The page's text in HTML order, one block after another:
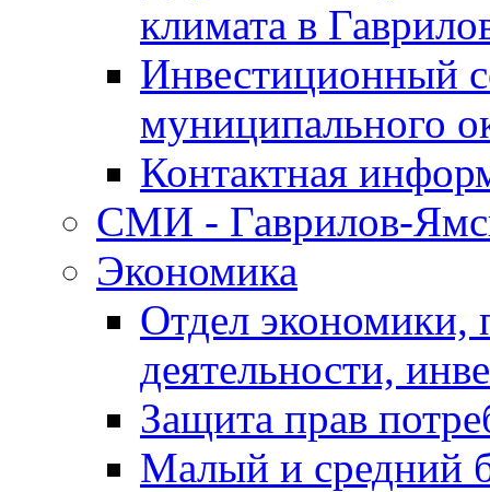
климата в
Инвестиционный
муниципального
Контактная
СМИ - Гаврилов-
Экономика
Отдел экономики,
деятельности,
Защита прав
Малый и средний